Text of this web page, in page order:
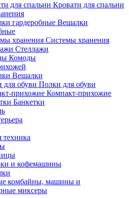
Кровати для спальни
Вешалки
Системы хранения
Стеллажи
Комоды
Вешалки
Полки для обуви
Компакт-прихожие
Банкетки
техника
и кофемашины
комбайны, машины и
миксеры